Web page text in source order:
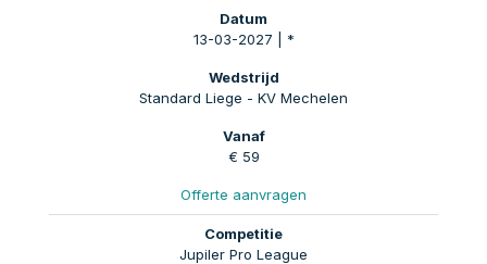
13-03-2027 | *
Standard Liege - KV Mechelen
€ 59
Offerte aanvragen
Jupiler Pro League